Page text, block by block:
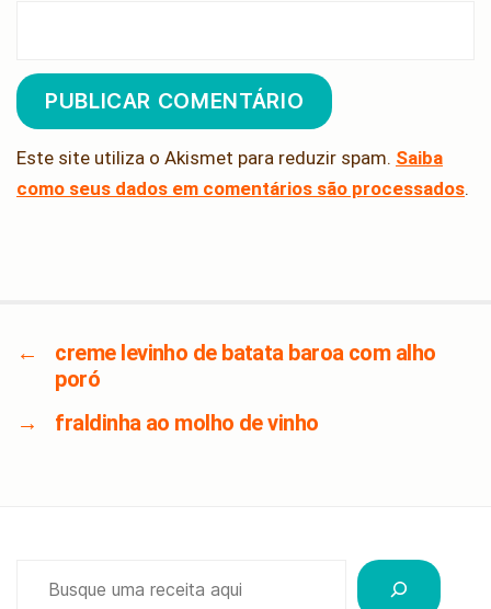
Este site utiliza o Akismet para reduzir spam. Saiba
como seus dados em comentários são processados.
←
creme levinho de batata baroa com alho
poró
→
fraldinha ao molho de vinho